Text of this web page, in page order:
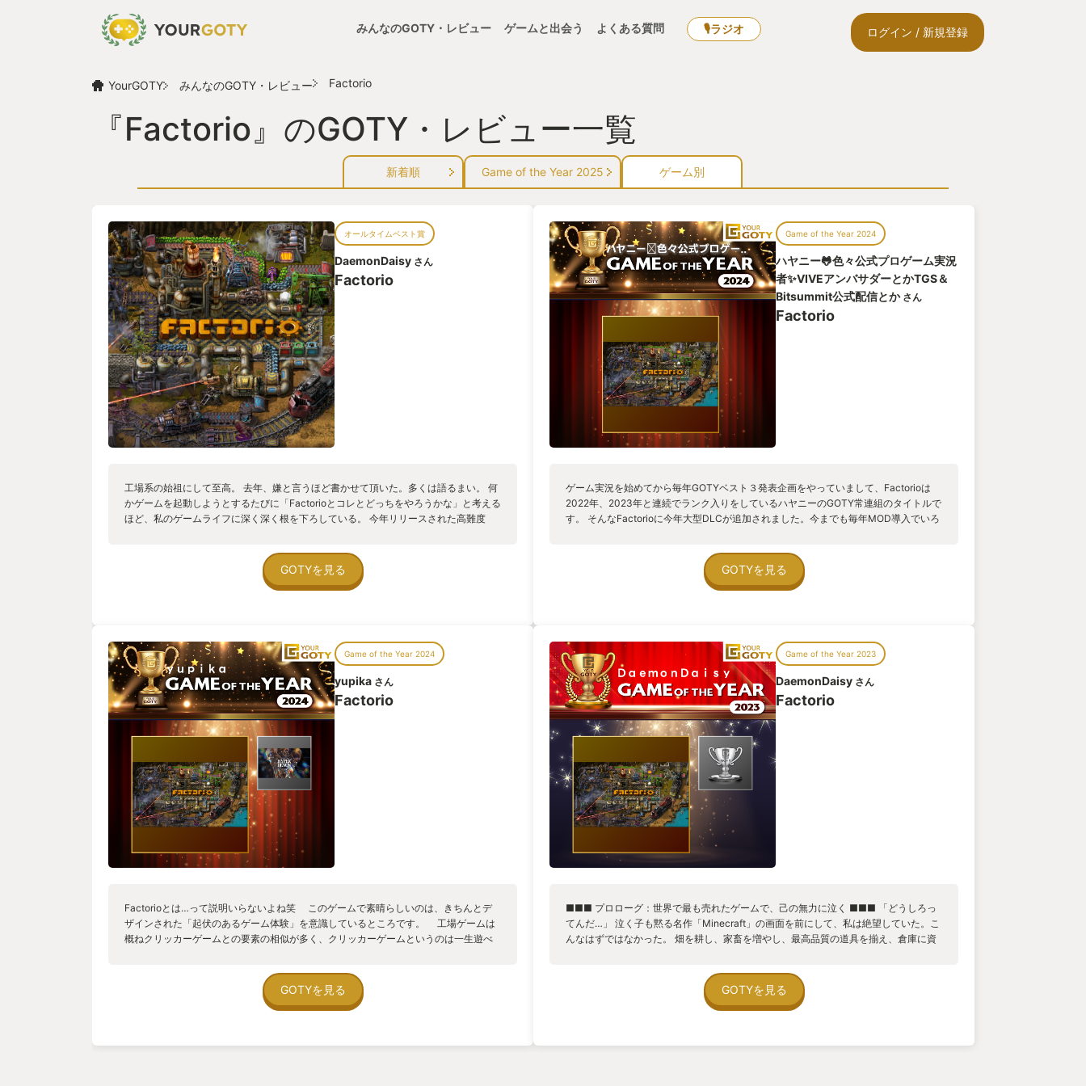
みんなのGOTY・レビュー ゲームと出会う よくある質問 🎙ラジオ ログイン / 新規登録
YourGOTY みんなのGOTY・レビュー Factorio
『Factorio』のGOTY・レビュー一覧
新着順 Game of the Year 2025 ゲーム別
オールタイムベスト賞
DaemonDaisy さん
Factorio
工場系の始祖にして至高。 去年、嫌と言うほど書かせて頂いた。多くは語るまい。 何
かゲームを起動しようとするたびに「Factorioとコレとどっちをやろうかな」と考える
ほど、私のゲームライフに深く深く根を下ろしている。 今年リリースされた高難度
GOTYを見る
Game of the Year 2024
ハヤニー🐸色々公式プロゲーム実況
者✨VIVEアンバサダーとかTGS＆
Bitsummit公式配信とかさん
Factorio
ゲーム実況を始めてから毎年GOTYベスト３発表企画をやっていまして、Factorioは
2022年、2023年と連続でランク入りをしているハヤニーのGOTY常連組のタイトルで
す。 そんなFactorioに今年大型DLCが追加されました。今までも毎年MOD導入でいろ
し、鉱石を採掘し、様々な生産施設をつくり、巨大な自動化工場を構築し、自らが脱
出するためのロケットを打ち上げるという物語でした。 ここに導入された続きがえげ
自動化工場をつくれるか、という部分がそれぞれの惑星と宇宙船で別ゲームのように
楽しむことができるんですね。 今まで沼ってたものが、ただのプロローグだっ
た・・・。 何倍にも膨れ上がったその世界で溶ける時間は無限大✕無限大！ しかも最
初からやり直す度に、前回の学びを活かすことができる楽しさもありまくりです。 そ
んな体験ができる３年連続GOTY入りの「Factorio」 気になる方は絶対やったほうが
いい！何かに夢中になれる体験を欲する方も是非！
GOTYを見る
Game of the Year 2024
yupika さん
Factorio
Factorioとは…って説明いらないよね笑 このゲームで素晴らしいのは、きちんとデ
ザインされた「起伏のあるゲーム体験」を意識しているところです。 工場ゲームは
概ねクリッカーゲームとの要素の相似が多く、クリッカーゲームというのは一生遊べ
ど、クリッカーは環境音楽とかテクノって感じで、クラシックなゲームというのはオ
ーケストラってことね。 後発の工場ゲームにはこの点がゆるいのが多くて、概ねや
ームなんだけど、そういう部分は「要らない・面白くない」として後発には取り込ま
GOTYを見る
Game of the Year 2023
DaemonDaisy さん
Factorio
■■■ プロローグ：世界で最も売れたゲームで、己の無力に泣く ■■■ 「どうしろっ
てんだ…」 泣く子も黙る名作「Minecraft」の画面を前にして、私は絶望していた。こ
んなはずではなかった。 畑を耕し、家畜を増やし、最高品質の道具を揃え、倉庫に資
地でもなく、素朴な「豆腐」—サンドボックスゲーム愛好家はつまらない箱型の建築
物をそう呼ぶ—があった。 白木の豆腐、石の豆腐、土の豆腐。何度仕切り直しても、
は悟った。サンドボックスゲームには絵心が必要なのだ。 私は己の無力に泣いた。
GOTYを見る